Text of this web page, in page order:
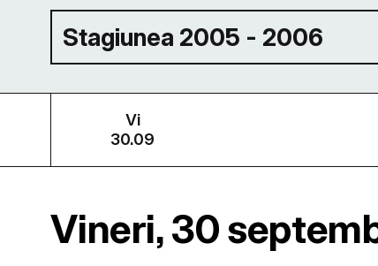
Stagiunea 2005 - 2006
Vi
30.09
Vineri, 30